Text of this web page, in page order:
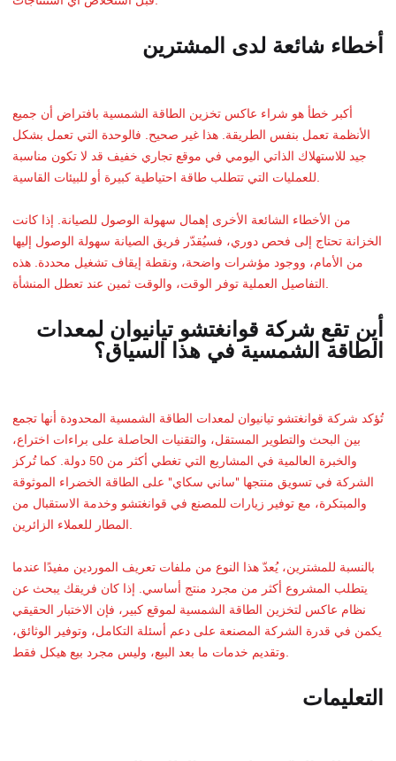
أخطاء شائعة لدى المشترين
أكبر خطأ هو شراء عاكس تخزين الطاقة الشمسية بافتراض أن جميع
الأنظمة تعمل بنفس الطريقة. هذا غير صحيح. فالوحدة التي تعمل بشكل
جيد للاستهلاك الذاتي اليومي في موقع تجاري خفيف قد لا تكون مناسبة
للعمليات التي تتطلب طاقة احتياطية كبيرة أو للبيئات القاسية.
من الأخطاء الشائعة الأخرى إهمال سهولة الوصول للصيانة. إذا كانت
الخزانة تحتاج إلى فحص دوري، فسيُقدّر فريق الصيانة سهولة الوصول إليها
من الأمام، ووجود مؤشرات واضحة، ونقطة إيقاف تشغيل محددة. هذه
التفاصيل العملية توفر الوقت، والوقت ثمين عند تعطل المنشأة.
أين تقع شركة قوانغتشو تيانيوان لمعدات
الطاقة الشمسية في هذا السياق؟
تُؤكد شركة قوانغتشو تيانيوان لمعدات الطاقة الشمسية المحدودة أنها تجمع
بين البحث والتطوير المستقل، والتقنيات الحاصلة على براءات اختراع،
والخبرة العالمية في المشاريع التي تغطي أكثر من 50 دولة. كما تُركز
الشركة في تسويق منتجها "ساني سكاي" على الطاقة الخضراء الموثوقة
والمبتكرة، مع توفير زيارات للمصنع في قوانغتشو وخدمة الاستقبال من
المطار للعملاء الزائرين.
بالنسبة للمشترين، يُعدّ هذا النوع من ملفات تعريف الموردين مفيدًا عندما
يتطلب المشروع أكثر من مجرد منتج أساسي. إذا كان فريقك يبحث عن
نظام عاكس لتخزين الطاقة الشمسية لموقع كبير، فإن الاختبار الحقيقي
يكمن في قدرة الشركة المصنعة على دعم أسئلة التكامل، وتوفير الوثائق،
وتقديم خدمات ما بعد البيع، وليس مجرد بيع هيكل فقط.
التعليمات